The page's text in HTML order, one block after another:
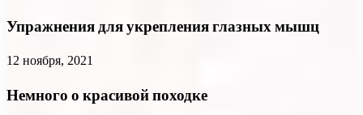
Упражнения для укрепления глазных мышц
12 ноября, 2021
Немного о красивой походке